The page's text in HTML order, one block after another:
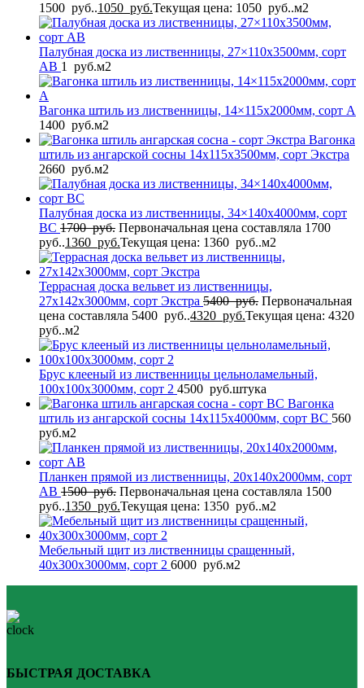
1500 руб..1050 руб.Текущая цена: 1050 руб..м2
Палубная доска из лиственницы, 27×110x3500мм, сорт
AB 1 руб.м2
Вагонка штиль из лиственницы, 14×115x2000мм, сорт A
1400 руб.м2
Вагонка
штиль из ангарской сосны 14x115x3500мм, сорт Экстра
2660 руб.м2
Палубная доска из лиственницы, 34×140x4000мм, сорт
BC 1700руб. Первоначальная цена составляла 1700
руб..1360 руб.Текущая цена: 1360 руб..м2
Террасная доска вельвет из лиственницы,
27x142x3000мм, сорт Экстра 5400руб. Первоначальная
цена составляла 5400 руб..4320 руб.Текущая цена: 4320
руб..м2
Брус клееный из лиственницы цельноламельный,
100x100x3000мм, сорт 2 4500 руб.штука
Вагонка
штиль из ангарской сосны 14x115x4000мм, сорт BC 560
руб.м2
Планкен прямой из лиственницы, 20x140x2000мм, сорт
AB 1500руб. Первоначальная цена составляла 1500
руб..1350 руб.Текущая цена: 1350 руб..м2
Мебельный щит из лиственницы сращенный,
40x300x3000мм, сорт 2 6000 руб.м2
БЫСТРАЯ ДОСТАВКА